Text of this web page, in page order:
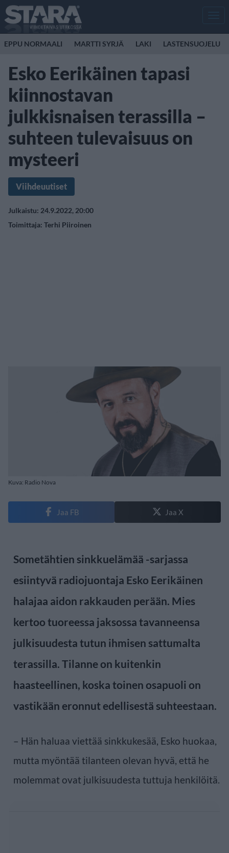
EPPU NORMAALI MARTTI SYRJÄ LAKI LASTENSUOJELU
Esko Eerikäinen tapasi
kiinnostavan
julkkisnaisen terassilla –
suhteen tulevaisuus on
mysteeri
Viihdeuutiset
Julkaistu: 24.9.2022, 20:00
Toimittaja: Terhi Piiroinen
Kuva: Radio Nova
Jaa FB Jaa X
Sometähtien sinkkuelämää -sarjassa
esiintyvä radiojuontaja Esko Eerikäinen
halajaa aidon rakkauden perään. Mies
kertoo tuoreessa jaksossa tavanneensa
julkisuudesta tutun ihmisen sattumalta
terassilla. Tilanne on kuitenkin
haasteellinen, koska toinen osapuoli on
vastikään eronnut edellisestä suhteestaan.
– Hän haluaa viettää sinkkukesää, Esko huokaa,
mutta myöntää tilanteen olevan hyvä, että he
molemmat ovat julkisuudesta tuttuja henkilöitä.